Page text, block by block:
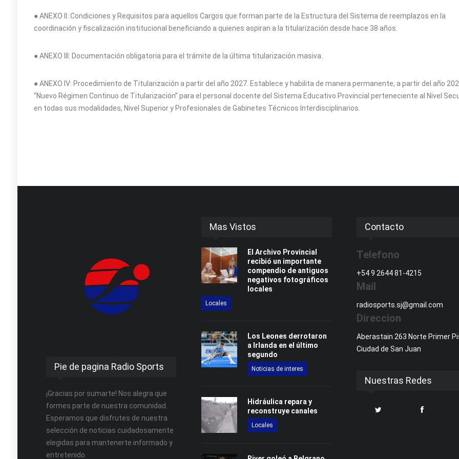
● ANEXO II: Condiciones y Requisitos para aquellos Cargos que forman parte de la Estructura del Sistema de reemplazos en la
coordinación y fiscalización institucional beneficiando a quienes aspiran a la titularización desde hace 38 años.
● ANEXO III: Documentación obligatoria para el trámite de la última titularización masiva.
● ANEXO IV: Procedimiento de Titularización a partir del año 2027. Establece y habilita de manera permanente, a partir del año
“Nuevo Régimen Continuo de Titularización” para el personal docente del Sistema Educativo Provincial perteneciente al Nivel
en todas sus modalidades, Nivel Superior y Profesionales de Gabinetes Técnicos Interdisciplinarios.
Pie de pagina Radio Sports
¡Gracias por sumarte! Nos alegra que
formes parte de nuestra comunidad.
Esperamos que disfrutes de nuestra
selección de noticias cuidadosamente
elegidas para mantenerte informado y
entretenido.
Mas Vistos
El Archivo Provincial
recibió un importante
compendio de antiguos
negativos fotográficos
locales
Locales
Los Leones derrotaron
a Irlanda en el último
segundo
Noticias de interes
Hidráulica repara y
reconstruye canales
Locales
Contacto
Telefono
+54 9 2644 81-4215
Mail
radiosports.sj@gmail.com
Direccion
Aberastain 263 Norte Primer
Ciudad de San Juan
Nuestras Redes